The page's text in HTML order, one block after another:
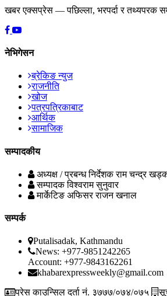
खबर एक्सप्रेस — पछिल्ला, भरपर्दा र तथ्यपरक
नेभिगेसन
ब्रेकिङ न्युज
राजनीति
खोज
पत्रपत्रिकाबाट
आर्थिक
सामाजिक
सम्पादकीय
अध्यक्ष / प्रबन्ध निर्देशक राम चन्द्र
सम्पादक विश्वराम सुनुवार
मार्केटिङ अफिसर राजन खनाल
सम्पर्क
Putalisadak, Kathmandu
News: +977-9851242265
Account: +977-9843162261
khabarexpressweekly@gmail.com
प्रेस काउन्सिल दर्ता नं. ३७७७/०७४/०७५